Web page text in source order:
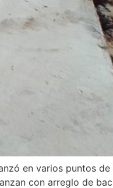
en varios puntos
con arreglo de